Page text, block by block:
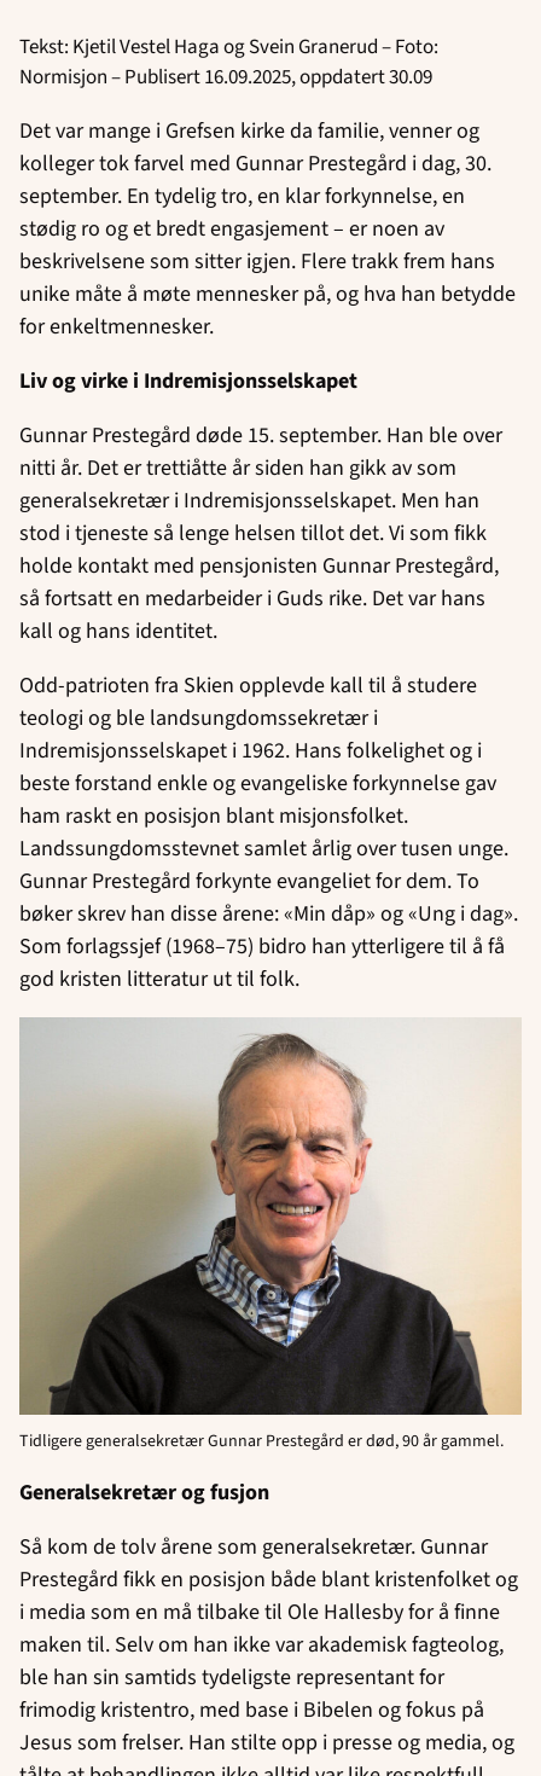
Tekst: Kjetil Vestel Haga og Svein Granerud – Foto:
Normisjon – Publisert 16.09.2025, oppdatert 30.09
Det var mange i Grefsen kirke da familie, venner og
kolleger tok farvel med Gunnar Prestegård i dag, 30.
september. En tydelig tro, en klar forkynnelse, en
stødig ro og et bredt engasjement – er noen av
beskrivelsene som sitter igjen. Flere trakk frem hans
unike måte å møte mennesker på, og hva han betydde
for enkeltmennesker.
Liv og virke i Indremisjonsselskapet
Gunnar Prestegård døde 15. september. Han ble over
nitti år. Det er trettiåtte år siden han gikk av som
generalsekretær i Indremisjonsselskapet. Men han
stod i tjeneste så lenge helsen tillot det. Vi som fikk
holde kontakt med pensjonisten Gunnar Prestegård,
så fortsatt en medarbeider i Guds rike. Det var hans
kall og hans identitet.
Odd-patrioten fra Skien opplevde kall til å studere
teologi og ble landsungdomssekretær i
Indremisjonsselskapet i 1962. Hans folkelighet og i
beste forstand enkle og evangeliske forkynnelse gav
ham raskt en posisjon blant misjonsfolket.
Landssungdomsstevnet samlet årlig over tusen unge.
Gunnar Prestegård forkynte evangeliet for dem. To
bøker skrev han disse årene: «Min dåp» og «Ung i dag».
Som forlagssjef (1968–75) bidro han ytterligere til å få
god kristen litteratur ut til folk.
Tidligere generalsekretær Gunnar Prestegård er død, 90 år gammel.
Generalsekretær og fusjon
Så kom de tolv årene som generalsekretær. Gunnar
Prestegård fikk en posisjon både blant kristenfolket og
i media som en må tilbake til Ole Hallesby for å finne
maken til. Selv om han ikke var akademisk fagteolog,
ble han sin samtids tydeligste representant for
frimodig kristentro, med base i Bibelen og fokus på
Jesus som frelser. Han stilte opp i presse og media, og